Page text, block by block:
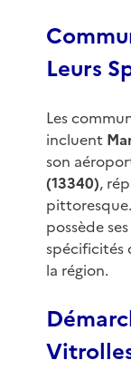
Leurs
Les
incluent
son
(13340),
possède
spécificités
la région.